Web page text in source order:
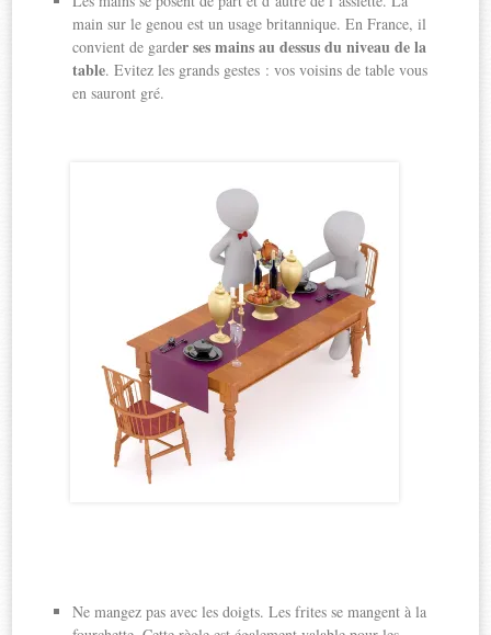
main sur le genou est un usage britannique. En France, il
convient de garder ses mains au dessus du niveau de la
table. Evitez les grands gestes : vos voisins de table vous
en sauront gré.
Ne mangez pas avec les doigts. Les frites se mangent à la